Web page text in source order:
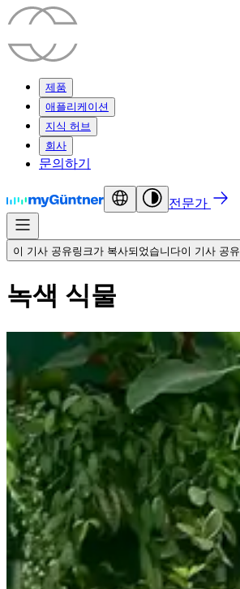
제품
애플리케이션
지식 허브
회사
문의하기
전문가
이 기사 공유링크가 복사되었습니다이 기사 공유
녹색 식물